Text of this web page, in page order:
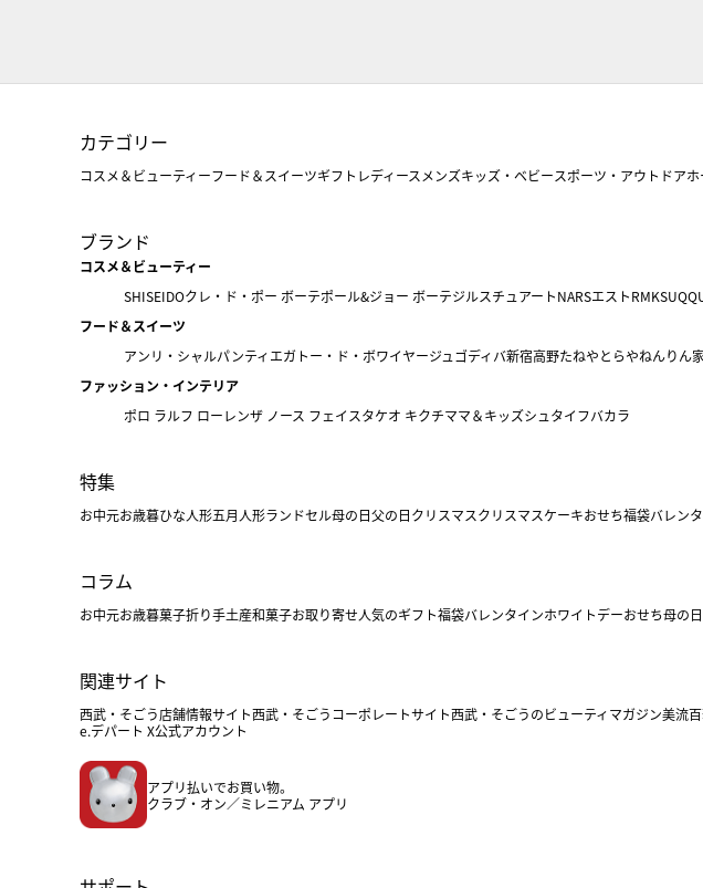
カテゴリー
コスメ＆ビューティーフード＆スイーツギフト レディースメンズキッズ・ベビースポーツ・アウトドア
ブランド
コスメ＆ビューティー
SHISEIDOクレ・ド・ポー ボーテポール&ジョー ボーテジルスチュアートNARSエストRMK
フード＆スイーツ
アンリ・シャルパンティエガトー・ド・ボワイヤージュゴディバ新宿高野たねやとらやねんりん
ファッション・インテリア
ポロ ラルフ ローレンザ ノース フェイスタケオ キクチママ＆キッズシュタイフバカラ
特集
お中元お歳暮ひな人形五月人形ランドセル母の日父の日クリスマスクリスマスケーキおせち福袋バレン
コラム
お中元お歳暮菓子折り手土産和菓子お取り寄せ人気のギフト福袋バレンタインホワイトデーおせち母の日
関連サイト
西武・そごう店舗情報サイト西武・そごうコーポレートサイト西武・そごうのビューティマガジン美流
e.デパート X公式アカウント
アプリ払いでお買い物。
クラブ・オン／ミレニアム アプリ